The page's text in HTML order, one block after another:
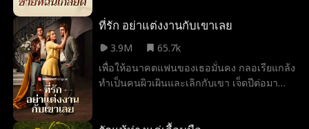
ค่ำคืนลับๆ ด้วยในฤดูร้อน ผู้ชายที่เธอให้เขา
อรี่ พี่ชายของเพื่อนสนิทของเธอ! ระหว่างความ
จงรักภักดีและความรู้สึกที่กลับมาอีกครั้ง (ซึ่ง
อาจจะเป็นทั้งสองฝ่าย?) ต่อทริสตัน ซาแมนธา
ที่รัก อย่าแต่งงานกับเขาเลย
3.9M
65.7k
เพื่อให้อนาคตแฟนของเธอมั่นคง กลอเรียแกล้ง
ทำเป็นคนผิวเผินและเลิกกับเขา เจ็ดปีต่อมา